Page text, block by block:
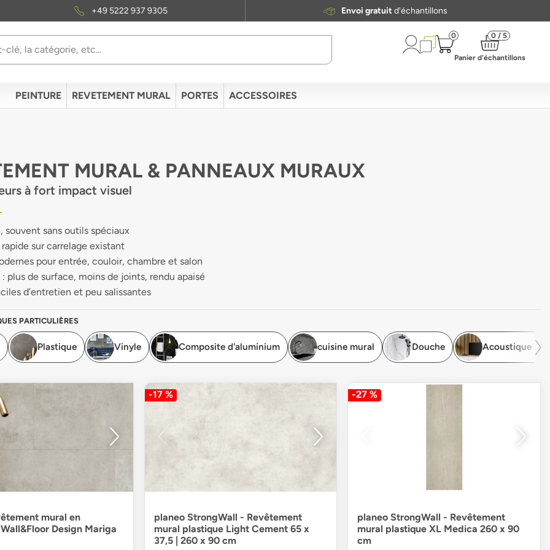
+49 5222 937 9305 Envoi gratuitd'échantillons
0 0 / 5
Panier d'échantillons
PEINTURE REVETEMENT MURAL PORTES ACCESSOIRES
MURAL & PANNEAUX MURAUX
à fort impact visuel
souvent sans outils spéciaux
sur carrelage existant
pour entrée, couloir, chambre et salon
plus de surface, moins de joints, rendu apaisé
d’entretien et peu salissantes
PARTICULIÈRES
Plastique Vinyle Composite d'aluminium cuisine mural Douche Acoustique
mural en
Design Mariga
-17 %
planeo StrongWall - Revêtement
mural plastique Light Cement 65 x
37,5 | 260 x 90 cm
-27 %
planeo StrongWall - Revêtement
mural plastique XL Medica 260 x 90
cm